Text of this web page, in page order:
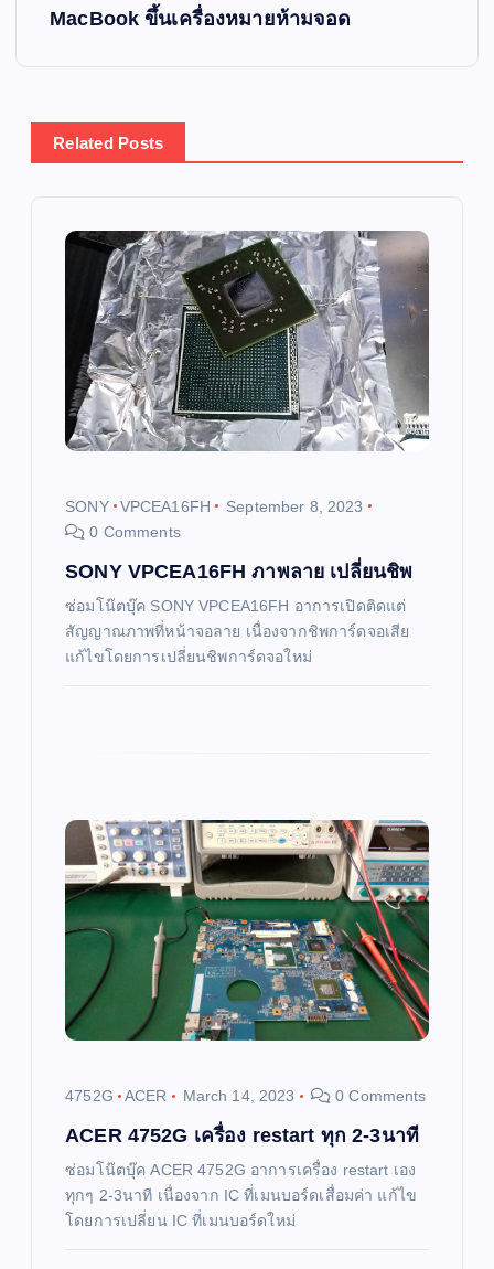
n
a
MacBook ขึ้นเครื่องหมายห้ามจอด
Related Posts
SONY VPCEA16FH
September 8, 2023
0 Comments
SONY VPCEA16FH ภาพลาย เปลี่ยนชิพ
ซ่อมโน๊ตบุ๊ค SONY VPCEA16FH อาการเปิดติดแต่
สัญญาณภาพที่หน้าจอลาย เนื่องจากชิพการ์ดจอเสีย
แก้ไขโดยการเปลี่ยนชิพการ์ดจอใหม่
4752G ACER March 14, 2023 0 Comments
ACER 4752G เครื่อง restart ทุก 2-3นาที
ซ่อมโน๊ตบุ๊ค ACER 4752G อาการเครื่อง restart เอง
ทุกๆ 2-3นาที เนื่องจาก IC ที่เมนบอร์ดเสื่อมค่า แก้ไข
โดยการเปลี่ยน IC ที่เมนบอร์ดใหม่